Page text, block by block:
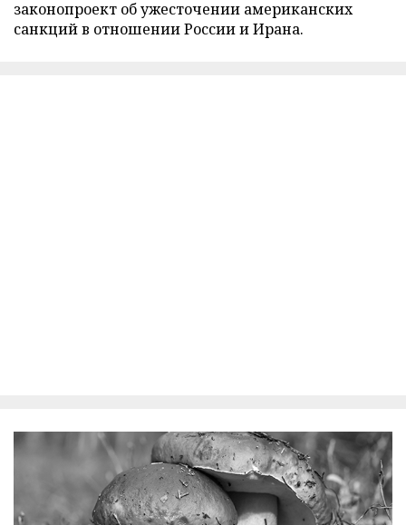
законопроект об ужесточении американских
санкций в отношении России и Ирана.